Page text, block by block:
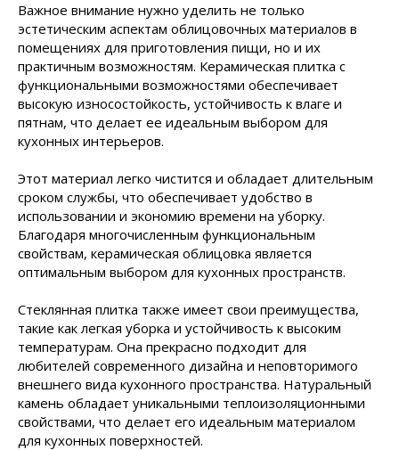
Важное внимание нужно уделить не только
эстетическим аспектам облицовочных материалов в
помещениях для приготовления пищи, но и их
практичным возможностям. Керамическая плитка с
функциональными возможностями обеспечивает
высокую износостойкость, устойчивость к влаге и
пятнам, что делает ее идеальным выбором для
кухонных интерьеров.
Этот материал легко чистится и обладает длительным
сроком службы, что обеспечивает удобство в
использовании и экономию времени на уборку.
Благодаря многочисленным функциональным
свойствам, керамическая облицовка является
оптимальным выбором для кухонных пространств.
Стеклянная плитка также имеет свои преимущества,
такие как легкая уборка и устойчивость к высоким
температурам. Она прекрасно подходит для
любителей современного дизайна и неповторимого
внешнего вида кухонного пространства. Натуральный
камень обладает уникальными теплоизоляционными
свойствами, что делает его идеальным материалом
для кухонных поверхностей.